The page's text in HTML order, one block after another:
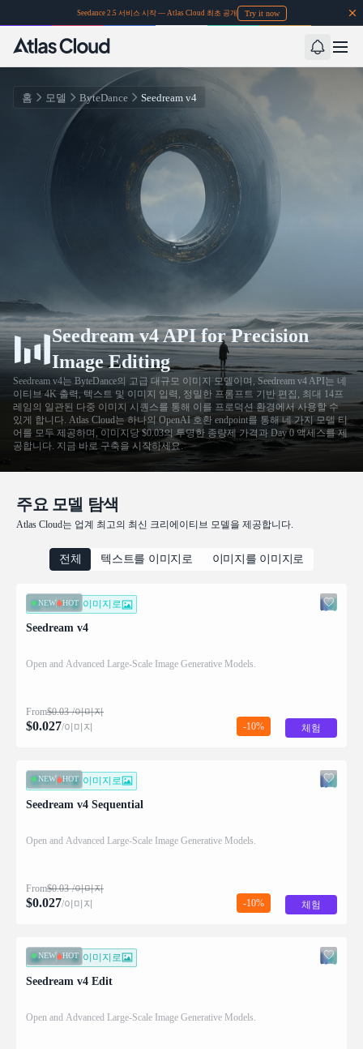
Seedance 2.5 서비스 시작 — Atlas Cloud 최초 공개 Try it now
홈 모델 ByteDance Seedream v4
Seedream v4 API for Precision
Image Editing
Seedream v4는 ByteDance의 고급 대규모 이미지 모델이며, Seedream v4 API는 네
이티브 4K 출력, 텍스트 및 이미지 입력, 정밀한 프롬프트 기반 편집, 최대 14프
레임의 일관된 다중 이미지 시퀀스를 통해 이를 프로덕션 환경에서 사용할 수
있게 합니다. Atlas Cloud는 하나의 OpenAI 호환 endpoint를 통해 네 가지 모델 티
어를 모두 제공하며, 이미지당 $0.03의 투명한 종량제 가격과 Day 0 액세스를 제
공합니다. 지금 바로 구축을 시작하세요.
주요 모델 탐색
Atlas Cloud는 업계 최고의 최신 크리에이티브 모델을 제공합니다.
전체 텍스트를 이미지로 이미지를 이미지로
NEW HOT
텍스트를 이미지로
Seedream v4
Open and Advanced Large-Scale Image Generative Models.
From$0.03 /이미지
$0.027/이미지 -10% 체험
NEW HOT
텍스트를 이미지로
Seedream v4 Sequential
Open and Advanced Large-Scale Image Generative Models.
From$0.03 /이미지
$0.027/이미지 -10% 체험
NEW HOT
이미지를 이미지로
Seedream v4 Edit
Open and Advanced Large-Scale Image Generative Models.